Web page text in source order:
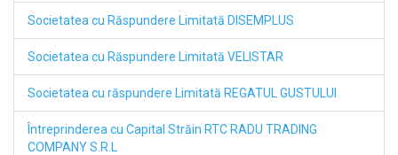
Societatea cu Răspundere Limitată DISEMPLUS
Societatea cu Răspundere Limitată VELISTAR
Societatea cu răspundere Limitată REGATUL GUSTULUI
Întreprinderea cu Capital Străin RTC RADU TRADING
COMPANY S.R.L